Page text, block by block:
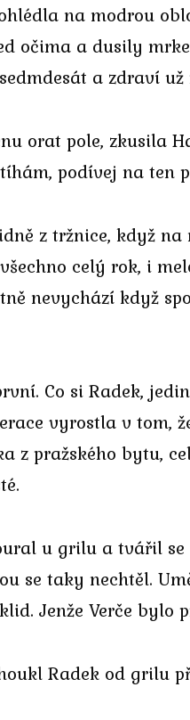
na modrou
očima a dusily
a zdraví
orat pole,
podívej na ten
z tržnice, když
celý rok, i
nevychází když
Co si Radek,
vyrostla v tom,
z pražského bytu,
u grilu a tvářil
se taky nechtěl.
Jenže Verče bylo
Radek od grilu